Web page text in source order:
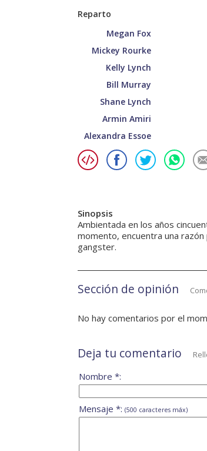
Reparto
Megan Fox
Mickey Rourke
Kelly Lynch
Bill Murray
Shane Lynch
Armin Amiri
Alexandra Essoe
Sinopsis
Ambientada en los años
momento, encuentra una
gangster.
Sección de opinión
No hay comentarios por el
Deja tu comentario
Nombre *:
Mensaje *: (500 caracteres máx)